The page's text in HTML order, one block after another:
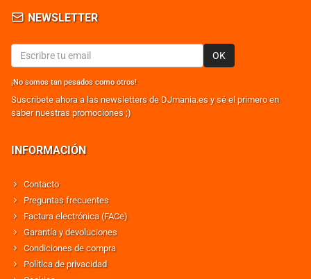
NEWSLETTER
OK
¡No somos tan pesados como otros!
Suscribete ahora a las newsletters de DJmania.es y sé el primero en
saber nuestras promociones ;)
INFORMACIÓN
Contacto
Preguntas frecuentes
Factura electrónica (FACe)
Garantía y devoluciones
Condiciones de compra
Política de privacidad